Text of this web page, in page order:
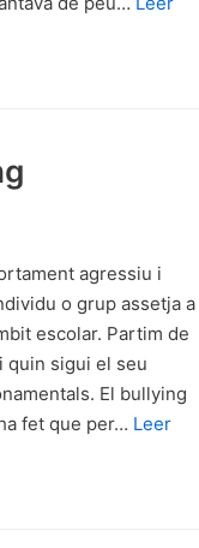
agressiu i
o grup assetja a
escolar. Partim de
quin sigui el seu
El bullying
fet que per… Leer